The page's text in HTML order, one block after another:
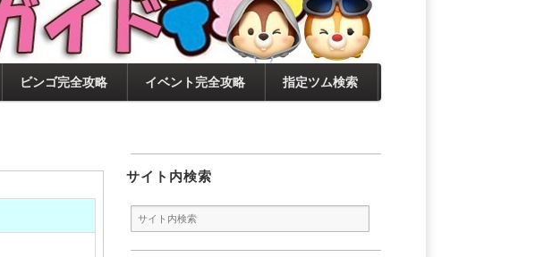
ビンゴ完全攻略 イベント完全攻略 指定ツム検索
サイト内検索